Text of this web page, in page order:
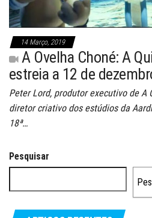
14 Março, 2019
A Ovelha Choné: A
estreia a 12 de
Peter Lord, produtor executivo de A
diretor criativo dos estúdios da
18ª…
Pesquisar